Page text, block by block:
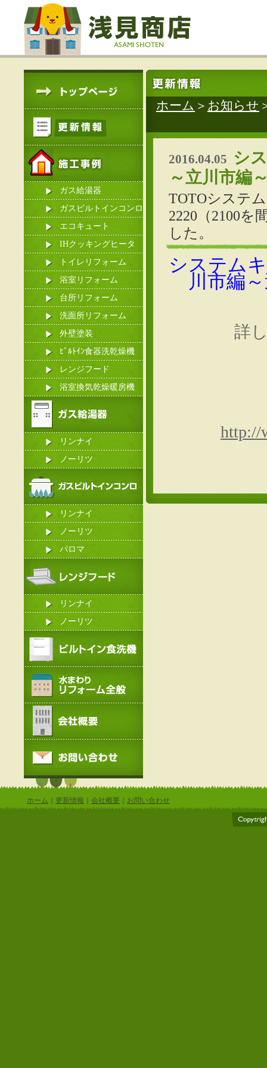
ガス給湯器
ガスビルトインコンロ
エコキュート
IHクッキングヒータ
ー
トイレリフォーム
浴室リフォーム
台所リフォーム
洗面所リフォーム
外壁塗装
ﾋﾞﾙﾄｲﾝ食器洗乾燥機
レンジフード
浴室換気乾燥暖房機
リンナイ
ノーリツ
リンナイ
ノーリツ
パロマ
リンナイ
ノーリツ
ホーム ＞ お知らせ
2016.04.05
シ
～立川市編
TOTOシステ
2220（2100を
した。
システム
川市編
詳
http://
ホーム 更新情報 会社概要 お問い合わせ